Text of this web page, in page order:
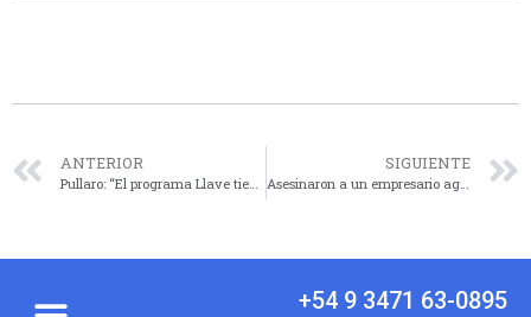
ANTERIOR
Pullaro: “El programa Llave tiende una mano a los que más lo necesitan en este momento”
SIGUIENTE
Asesinaron a un empresario agropecuario en el campo y el presidente de la Sociedad Rural pidió justicia
+54 9 3471 63-0895